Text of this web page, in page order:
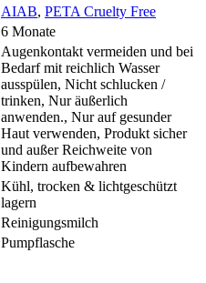
AIAB, PETA Cruelty Free
6 Monate
Augenkontakt vermeiden und bei
Bedarf mit reichlich Wasser
ausspülen, Nicht schlucken /
trinken, Nur äußerlich
anwenden., Nur auf gesunder
Haut verwenden, Produkt sicher
und außer Reichweite von
Kindern aufbewahren
Kühl, trocken & lichtgeschützt
lagern
Reinigungsmilch
Pumpflasche